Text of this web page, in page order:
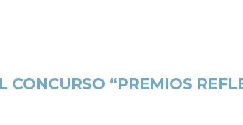
CONCURSO “PREMIOS